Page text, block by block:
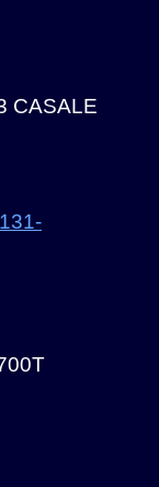
CASALE